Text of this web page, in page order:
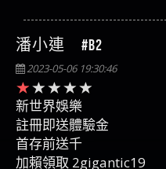
潘小連 #B2
2023-05-06 19:30:46
新世界娛樂
註冊即送體驗金
首存前送千
加賴領取 2gigantic19